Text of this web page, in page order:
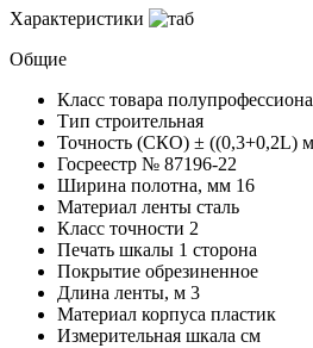
Характеристики
Общие
Класс товара
Тип строительная
Точность (СКО) ± ((0,3+0,2L)
Госреестр № 87196-22
Ширина полотна, мм 16
Материал ленты сталь
Класс точности 2
Печать шкалы 1 сторона
Покрытие обрезиненное
Длина ленты, м 3
Материал корпуса пластик
Измерительная шкала см